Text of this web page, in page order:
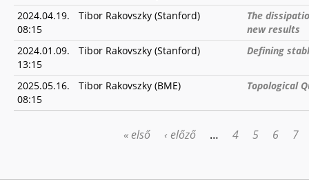
2024.04.19.
08:15
Tibor Rakovszky (Stanford)
The
new results
2024.01.09.
13:15
Tibor Rakovszky (Stanford) Defining
2025.05.16.
08:15
Tibor Rakovszky (BME) Topological
« első ‹ előző … 4 5 6 7